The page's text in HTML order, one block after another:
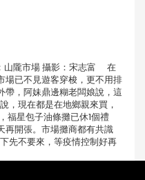
山隴市場 攝影：宋志富 在
場已不見遊客穿梭，更不用排
帶，阿妹鼎邊糊老闆娘說，這
，現在都是在地鄉親來買，
星包子油條攤已休1個禮
再開張。市場攤商都有共識
先不要來，等疫情控制好再